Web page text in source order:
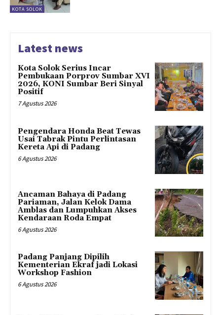
KOTA SOLOK
Latest news
Kota Solok Serius Incar
Pembukaan Porprov Sumbar XVI
2026, KONI Sumbar Beri Sinyal
Positif
7 Agustus 2026
Pengendara Honda Beat Tewas
Usai Tabrak Pintu Perlintasan
Kereta Api di Padang
6 Agustus 2026
Ancaman Bahaya di Padang
Pariaman, Jalan Kelok Dama
Amblas dan Lumpuhkan Akses
Kendaraan Roda Empat
6 Agustus 2026
Padang Panjang Dipilih
Kementerian Ekraf jadi Lokasi
Workshop Fashion
6 Agustus 2026